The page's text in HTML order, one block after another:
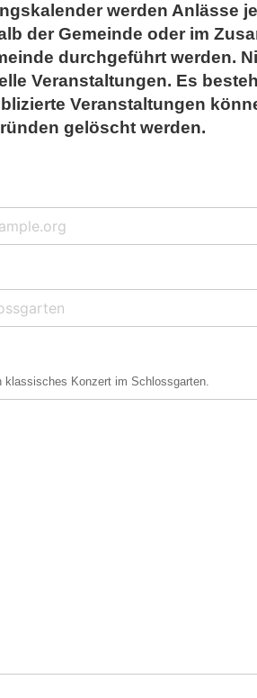
werden Anlässe
der Gemeinde oder im
durchgeführt werden.
Veranstaltungen. Es
Veranstaltungen
gelöscht werden.
klassisches Konzert im Schlossgarten.